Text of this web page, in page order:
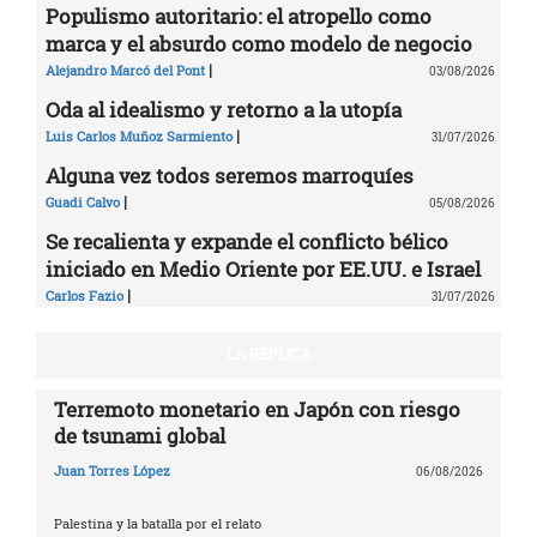
Populismo autoritario: el atropello como
marca y el absurdo como modelo de negocio
Alejandro Marcó del Pont | 03/08/2026
Oda al idealismo y retorno a la utopía
Luis Carlos Muñoz Sarmiento | 31/07/2026
Alguna vez todos seremos marroquíes
Guadi Calvo | 05/08/2026
Se recalienta y expande el conflicto bélico
iniciado en Medio Oriente por EE.UU. e Israel
Carlos Fazio | 31/07/2026
Terremoto monetario en Japón con riesgo
de tsunami global
Juan Torres López 06/08/2026
Palestina y la batalla por el relato